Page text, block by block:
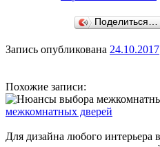
Поделиться…
Запись опубликована 24.10.2017
Похожие записи:
межкомнатных дверей
Для дизайна любого интерьера